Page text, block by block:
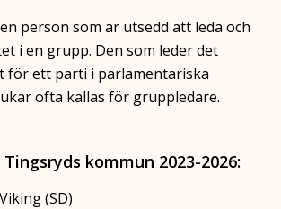
person som är utsedd att leda och
i en grupp. Den som leder det
för ett parti i parlamentariska
ofta kallas för gruppledare.
kommun 2023-2026:
(SD)